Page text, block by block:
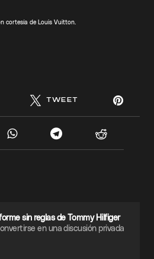
cortesía de Louis Vuitton.
TWEET
sin reglas de Tommy Hilfiger
en una discusión privada